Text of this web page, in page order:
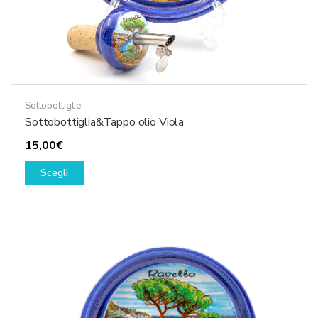
Sottobottiglie
Sottobottiglia&Tappo olio Viola
15,00€
Scegli
Questo
opzioni
possono
essere